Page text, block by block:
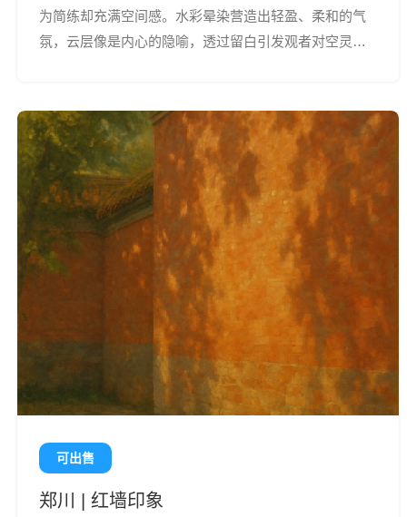
为简练却充满空间感。水彩晕染营造出轻盈、柔和的气
氛，云层像是内心的隐喻，透过留白引发观者对空灵与
可出售
郑川 | 红墙印象